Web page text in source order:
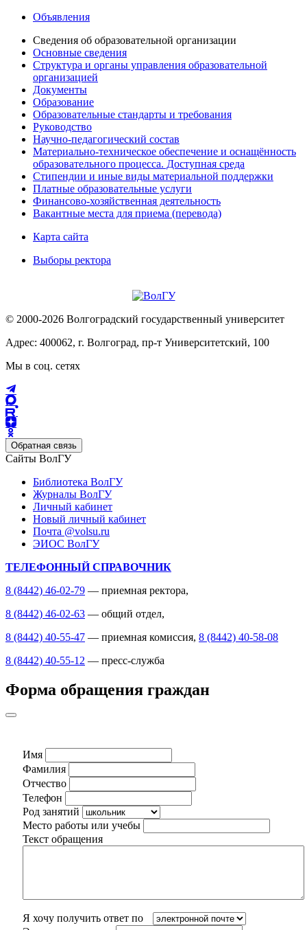
Объявления
Сведения об образовательной организации
Основные сведения
Структура и органы управления образовательной
организацией
Документы
Образование
Образовательные стандарты и требования
Руководство
Научно-педагогический состав
Материально-техническое обеспечение и оснащённость
образовательного процесса. Доступная среда
Стипендии и иные виды материальной поддержки
Платные образовательные услуги
Финансово-хозяйственная деятельность
Вакантные места для приема (перевода)
Карта сайта
Выборы ректора
© 2000-2026 Волгоградский государственный университет
Адрес: 400062, г. Волгоград, пр-т Университетский, 100
Мы в соц. сетях
Обратная связь
Сайты ВолГУ
Библиотека ВолГУ
Журналы ВолГУ
Личный кабинет
Новый личный кабинет
Почта @volsu.ru
ЭИОС ВолГУ
ТЕЛЕФОННЫЙ СПРАВОЧНИК
8 (8442) 46-02-79 — приемная ректора,
8 (8442) 46-02-63 — общий отдел,
8 (8442) 40-55-47 — приемная комиссия, 8 (8442) 40-58-08
8 (8442) 40-55-12 — пресс-служба
Форма обращения граждан
Имя
Фамилия
Отчество
Телефон
Род занятий
Место работы или учебы
Текст обращения
Я хочу получить ответ по